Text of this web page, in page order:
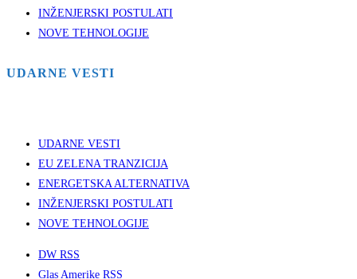
INŽENJERSKI POSTULATI
NOVE TEHNOLOGIJE
UDARNE VESTI
UDARNE VESTI
EU ZELENA TRANZICIJA
ENERGETSKA ALTERNATIVA
INŽENJERSKI POSTULATI
NOVE TEHNOLOGIJE
DW RSS
Glas Amerike RSS